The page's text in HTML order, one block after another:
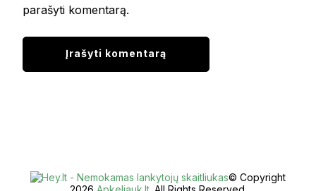
parašyti komentarą.
© Copyright